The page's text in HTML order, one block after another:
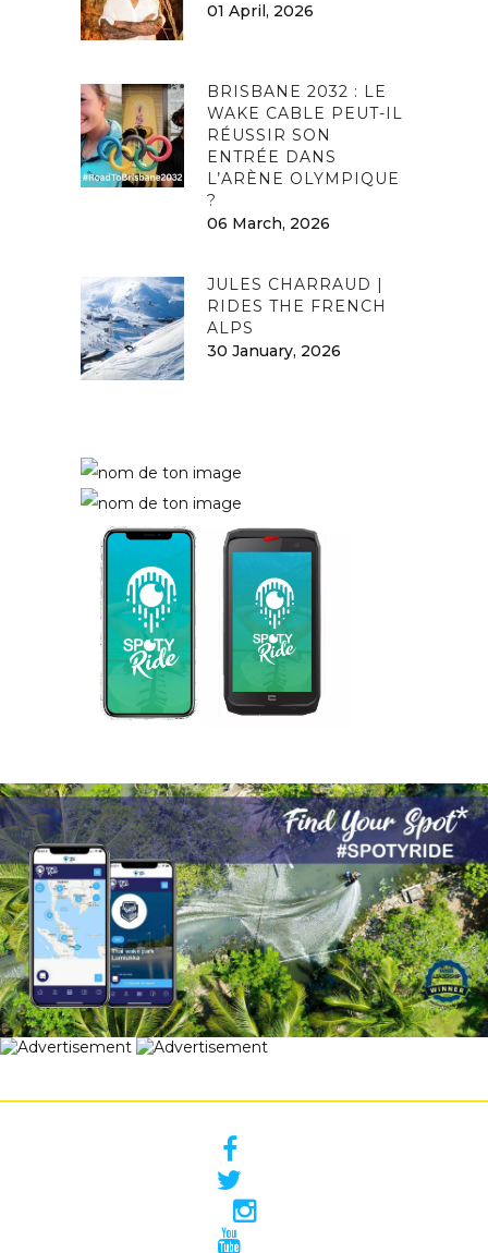
01 April, 2026
BRISBANE 2032 : LE
WAKE CABLE PEUT-IL
RÉUSSIR SON
ENTRÉE DANS
L’ARÈNE OLYMPIQUE
?
06 March, 2026
JULES CHARRAUD |
RIDES THE FRENCH
ALPS
30 January, 2026